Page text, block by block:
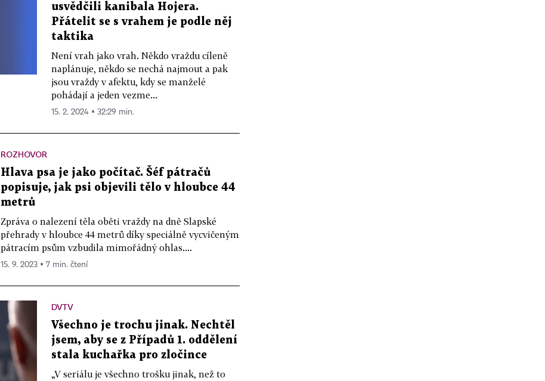
usvědčili kanibala Hojera.
Přátelit se s vrahem je podle něj
taktika
Není vrah jako vrah. Někdo vraždu cíleně
naplánuje, někdo se nechá najmout a pak
jsou vraždy v afektu, kdy se manželé
pohádají a jeden vezme...
15. 2. 2024 ▪ 32:29 min.
ROZHOVOR
Hlava psa je jako počítač. Šéf pátračů
popisuje, jak psi objevili tělo v hloubce 44
metrů
Zpráva o nalezení těla oběti vraždy na dně Slapské
přehrady v hloubce 44 metrů díky speciálně vycvičeným
pátracím psům vzbudila mimořádný ohlas....
15. 9. 2023 ▪ 7 min. čtení
DVTV
Všechno je trochu jinak. Nechtěl
jsem, aby se z Případů 1. oddělení
stala kuchařka pro zločince
„V seriálu je všechno trošku jinak, než to